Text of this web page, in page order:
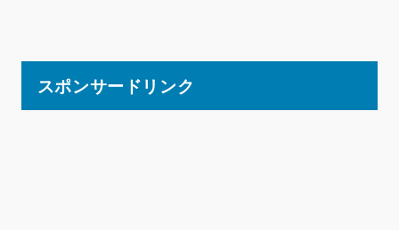
スポンサードリンク